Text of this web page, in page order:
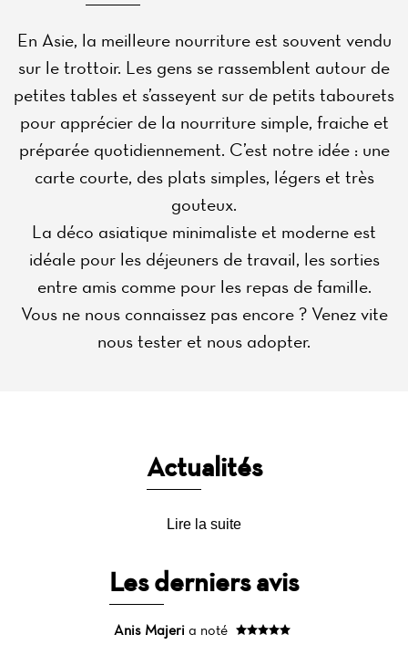
En Asie, la meilleure nourriture est souvent vendu
sur le trottoir. Les gens se rassemblent autour de
petites tables et s’asseyent sur de petits tabourets
pour apprécier de la nourriture simple, fraiche et
préparée quotidiennement. C’est notre idée : une
carte courte, des plats simples, légers et très
gouteux.
La déco asiatique minimaliste et moderne est
idéale pour les déjeuners de travail, les sorties
entre amis comme pour les repas de famille.
Vous ne nous connaissez pas encore ? Venez vite
nous tester et nous adopter.
Actualités
Lire la suite
Les derniers avis
Anis Majeria noté